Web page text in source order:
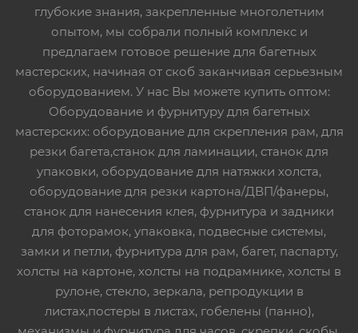
глубокие знания, закрепленные многолетним
опытом, мы собрали полный комплекс и
предлагаем готовое решение для багетных
мастерских, начиная от скоб заканчивая серьезным
оборудованием. У нас Вы можете купить оптом:
Оборудование и фурнитуру для багетных
мастерских: оборудование для скрепления рам, для
резки багета,станок для ламинации, станок для
упаковки, оборудование для натяжки холста,
оборудование для резки картона/ДВП/фанеры,
станок для нанесения клея, фурнитура и задники
для фоторамок, упаковка, подвесные системы,
замки и петли, фурнитура для рам, багет, паспарту,
холсты на картоне, холсты на подрамнике, холсты в
рулоне, стекло, зеркала, репродукции в
листах,постеры в листах, гобелены (панно),